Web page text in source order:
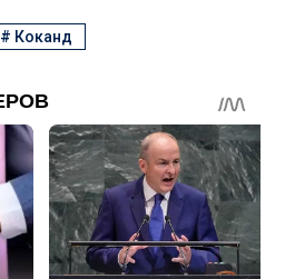
# Коканд